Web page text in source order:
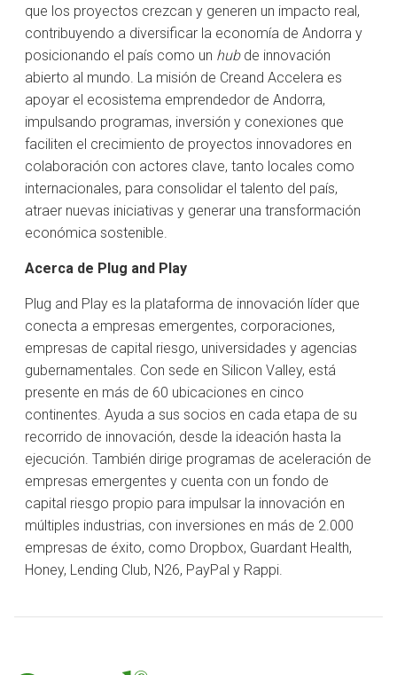
que los proyectos crezcan y generen un impacto real,
contribuyendo a diversificar la economía de Andorra y
posicionando el país como un hubde innovación
abierto al mundo. La misión de Creand Accelera es
apoyar el ecosistema emprendedor de Andorra,
impulsando programas, inversión y conexiones que
faciliten el crecimiento de proyectos innovadores en
colaboración con actores clave, tanto locales como
internacionales, para consolidar el talento del país,
atraer nuevas iniciativas y generar una transformación
económica sostenible.
Acerca de Plug and Play
Plug and Play es la plataforma de innovación líder que
conecta a empresas emergentes, corporaciones,
empresas de capital riesgo, universidades y agencias
gubernamentales. Con sede en Silicon Valley, está
presente en más de 60 ubicaciones en cinco
continentes. Ayuda a sus socios en cada etapa de su
recorrido de innovación, desde la ideación hasta la
ejecución. También dirige programas de aceleración de
empresas emergentes y cuenta con un fondo de
capital riesgo propio para impulsar la innovación en
múltiples industrias, con inversiones en más de 2.000
empresas de éxito, como Dropbox, Guardant Health,
Honey, Lending Club, N26, PayPal y Rappi.